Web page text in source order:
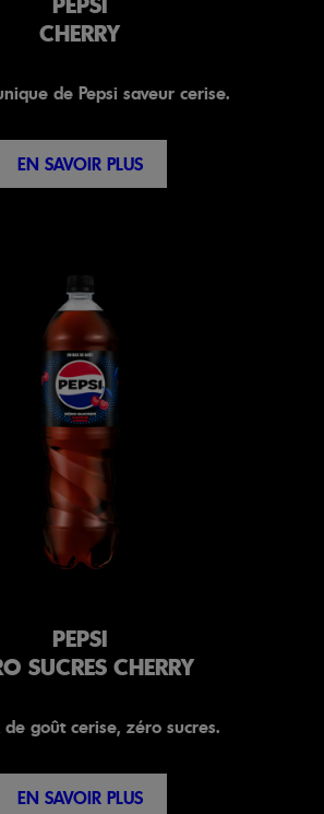
CHERRY
de Pepsi saveur cerise.
EN SAVOIR PLUS
PEPSI
SUCRES CHERRY
de goût cerise, zéro sucres.
EN SAVOIR PLUS